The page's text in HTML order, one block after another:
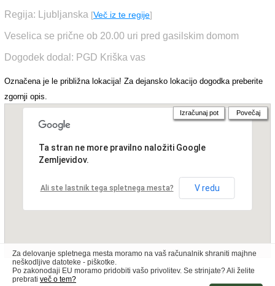
Regija: Ljubljanska [Več iz te regije]
Veselica se prične ob 20.00 uri pred gasilskim domom
Dogodek dodal: PGD Kriška vas
Označena je le približna lokacija! Za dejansko lokacijo dogodka preberite
zgornji opis.
Ta stran ne more pravilno naložiti Google
Zemljevidov.
Ali ste lastnik tega spletnega mesta? V redu
Izračunaj pot Povečaj
Za delovanje spletnega mesta moramo na vaš računalnik shraniti majhne
neškodljive datoteke - piškotke.
Po zakonodaji EU moramo pridobiti vašo privolitev. Se strinjate? Ali želite
prebrati več o tem?